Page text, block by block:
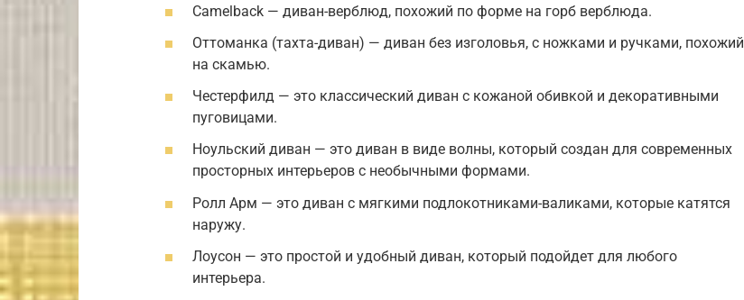
Camelback — диван-верблюд, похожий по форме на горб верблюда.
Оттоманка (тахта-диван) — диван без изголовья, с ножками и ручками, похожий
на скамью.
Честерфилд — это классический диван с кожаной обивкой и декоративными
пуговицами.
Ноульский диван — это диван в виде волны, который создан для современных
просторных интерьеров с необычными формами.
Ролл Арм — это диван с мягкими подлокотниками-валиками, которые катятся
наружу.
Лоусон — это простой и удобный диван, который подойдет для любого
интерьера.